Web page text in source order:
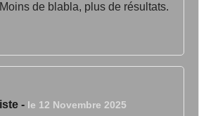
de blabla, plus de résultats.
- le 12 Novembre 2025